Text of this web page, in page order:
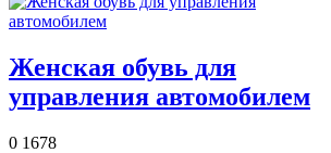
Женская обувь для
управления автомобилем
0 1678